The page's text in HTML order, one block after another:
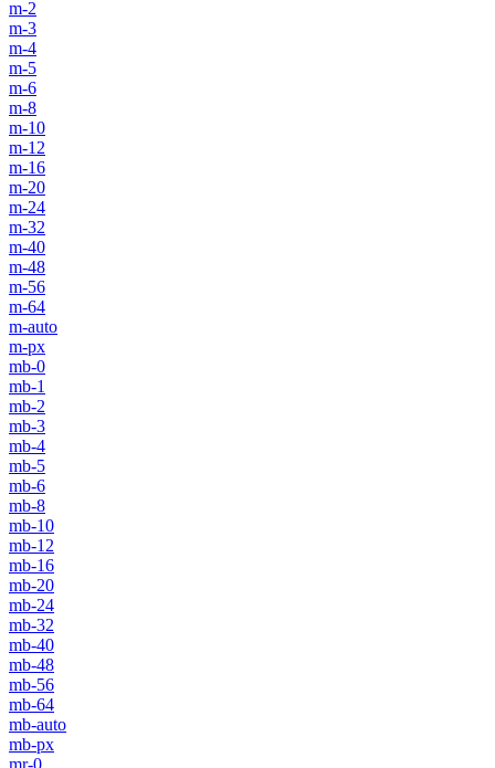
m-2
m-3
m-4
m-5
m-6
m-8
m-10
m-12
m-16
m-20
m-24
m-32
m-40
m-48
m-56
m-64
m-auto
m-px
mb-0
mb-1
mb-2
mb-3
mb-4
mb-5
mb-6
mb-8
mb-10
mb-12
mb-16
mb-20
mb-24
mb-32
mb-40
mb-48
mb-56
mb-64
mb-auto
mb-px
mr-0